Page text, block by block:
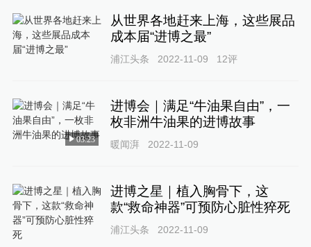
从世界各地赶来上海，这些展品
成本届“进博之最”
浦江头条 2022-11-09 12评
03:23
进博会｜满足“牛油果自由”，一
枚非洲牛油果的进博故事
暖闻湃 2022-11-09
进博之星｜植入胸骨下，这
款“救命神器”可预防心脏性猝死
浦江头条 2022-11-09